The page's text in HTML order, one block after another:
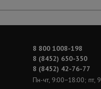
8 800 1008-198
8 (8452) 650-350
8 (8452) 42-76-77
Пн-чт, 9:00−18:00; пт,